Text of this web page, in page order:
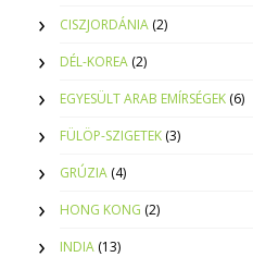
CISZJORDÁNIA (2)
DÉL-KOREA (2)
EGYESÜLT ARAB EMÍRSÉGEK (6)
FÜLÖP-SZIGETEK (3)
GRÚZIA (4)
HONG KONG (2)
INDIA (13)